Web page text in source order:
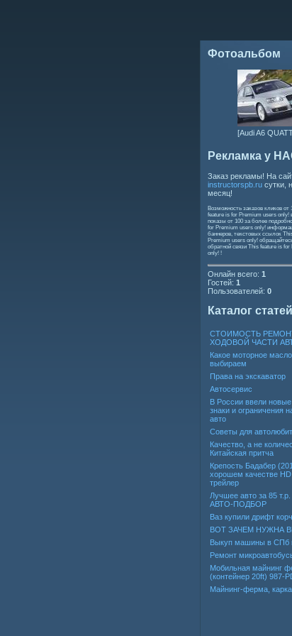
Фотоальбом
[Audi A6
Рекламка у
Заказ рекламы! На
instructorspb.ru сутки,
месяц!
Возможность заказов кликов от
feature is for Premium users only!
показы от 100 за более
for Premium users only!
баннеров, текстовых ссылок
Premium users only!
обратной связи This feature is for
only! !
Онлайн всего: 1
Гостей: 1
Пользователей: 0
Каталог статей
СТОИМОСТЬ
ХОДОВОЙ ЧАСТИ
Какое моторное
выбираем
Права на экскаватор
Автосервис
В России ввели
знаки и ограничения
авто
Советы для
Качество, а не
Китайская притча
Крепость Бадабер
хорошем качестве
трейлер
Лучшее авто за 85
АВТО-ПОДБОР
Ваз купили дрифт
ВОТ ЗАЧЕМ НУЖНА
Выкуп машины в СПб
Ремонт
Мобильная майнинг
(контейнер 20ft) 987-
Майнинг-ферма,